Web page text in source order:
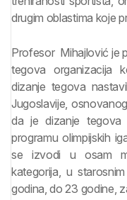
drugim oblastima koje
Profesor Mihajlović je
tegova organizacija
dizanje tegova
Jugoslavije,
da je dizanje tegova
programu olimpijskih
se izvodi u osam
kategorija, u
godina, do 23 godine,